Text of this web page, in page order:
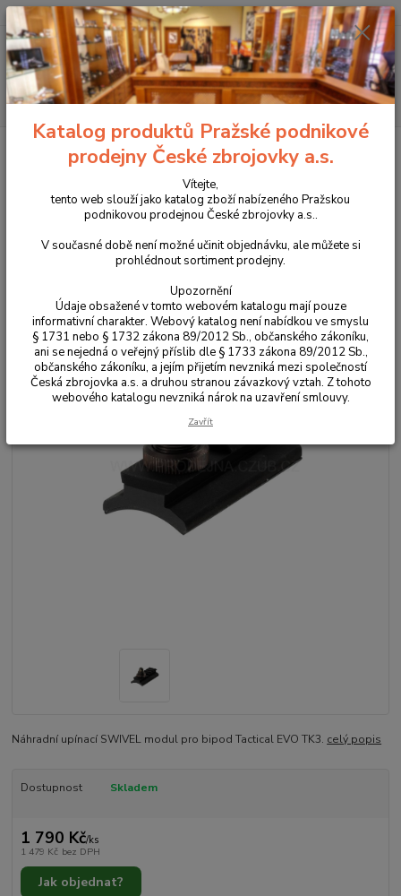
Menu
Hledat
+420 225 375 800
Příslušenství, doplňky a náhradní díly Pro dlouhé zbraně
a střelecké vaky
Příslušenství k bipodům a střeleckým vakům
SWIVEL modul pro bipod Tactical
TK3 / TK4
Náhradní upínací SWIVEL modul pro bipod Tactical EVO TK3. celý popis
Dostupnost Skladem
1 790 Kč/ks
1 479 Kč bez DPH
Jak objednat?
Katalog produktů Pražské podnikové
prodejny České zbrojovky a.s.
Vítejte,
tento web slouží jako katalog zboží nabízeného Pražskou
podnikovou prodejnou České zbrojovky a.s..
V současné době není možné učinit objednávku, ale můžete si
prohlédnout sortiment prodejny.
Upozornění
Údaje obsažené v tomto webovém katalogu mají pouze
informativní charakter. Webový katalog není nabídkou ve smyslu
§ 1731 nebo § 1732 zákona 89/2012 Sb., občanského zákoníku,
ani se nejedná o veřejný příslib dle § 1733 zákona 89/2012 Sb.,
občanského zákoníku, a jejím přijetím nevzniká mezi společností
Česká zbrojovka a.s. a druhou stranou závazkový vztah. Z tohoto
webového katalogu nevzniká nárok na uzavření smlouvy.
Zavřít